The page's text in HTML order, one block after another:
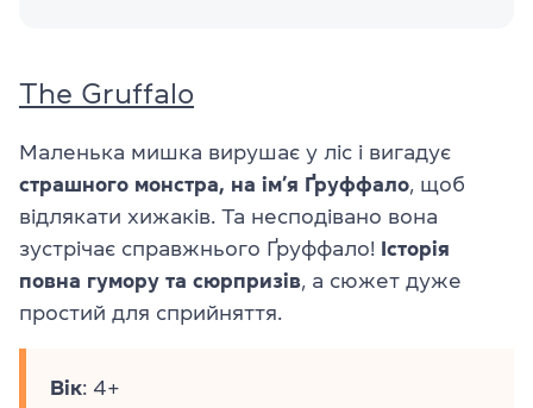
The Gruffalo
Маленька мишка вирушає у ліс і вигадує
страшного монстра, на ім’я Ґруффало, щоб
відлякати хижаків. Та несподівано вона
зустрічає справжнього Ґруффало! Історія
повна гумору та сюрпризів, а сюжет дуже
простий для сприйняття.
Вік: 4+